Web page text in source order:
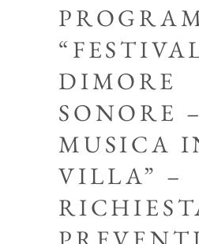
DIMORE
SONORE –
MUSICA
VILLA” –